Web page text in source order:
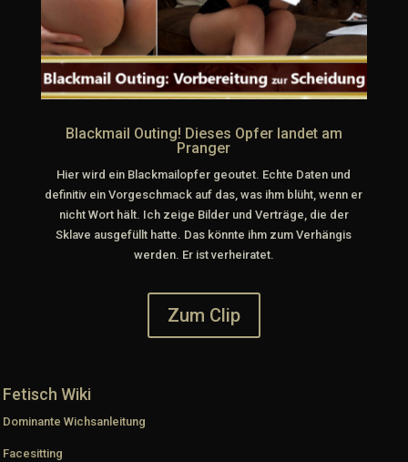
Blackmail Outing! Dieses Opfer landet am
Pranger
Hier wird ein Blackmailopfer geoutet. Echte Daten und
definitiv ein Vorgeschmack auf das, was ihm blüht, wenn er
nicht Wort hält. Ich zeige Bilder und Verträge, die der
Sklave ausgefüllt hatte. Das könnte ihm zum Verhängis
werden. Er ist verheiratet.
Zum Clip
Fetisch Wiki
Dominante Wichsanleitung
Facesitting